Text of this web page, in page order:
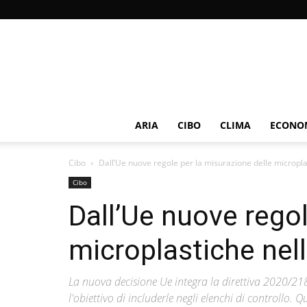
ARIA CIBO CLIMA
Cibo Dall’Ue nuove regole per la misurazione delle
Cibo
Dall’Ue nuove
microplastiche
La nuova decisione Ue integra la direttiva 2020/
l'obiettivo di includerle negli elenchi di controllo.